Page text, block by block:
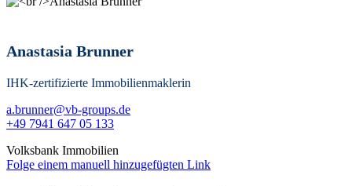
Anastasia Brunner
IHK-zertifizierte Immobilienmaklerin
a.brunner@vb-groups.de
+49 7941 647 05 133
Volksbank Immobilien
Folge einem manuell hinzugefügten Link